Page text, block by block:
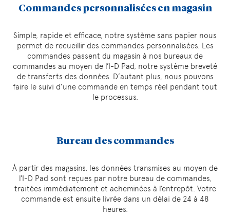
Commandes personnalisées en magasin
Simple, rapide et efficace, notre système sans papier nous
permet de recueillir des commandes personnalisées. Les
commandes passent du magasin à nos bureaux de
commandes au moyen de l’I-D Pad, notre système breveté
de transferts des données. D’autant plus, nous pouvons
faire le suivi d’une commande en temps réel pendant tout
le processus.
Bureau des commandes
À partir des magasins, les données transmises au moyen de
l’I-D Pad sont reçues par notre bureau de commandes,
traitées immédiatement et acheminées à l’entrepôt. Votre
commande est ensuite livrée dans un délai de 24 à 48
heures.